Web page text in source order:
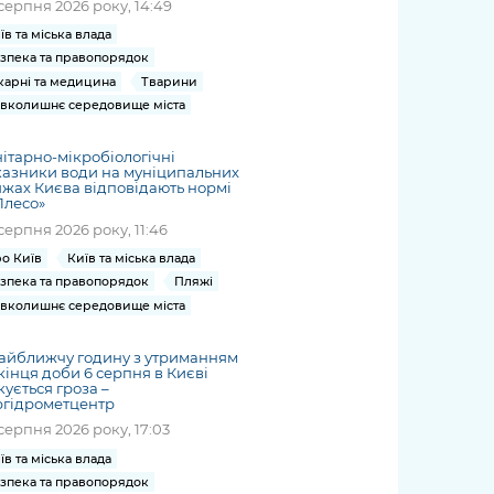
2026 року, 14:49
та міська влада
та правопорядок
та медицина
Тварини
середовище міста
мікробіологічні
води на муніципальних
Києва відповідають нормі
2026 року, 11:46
Київ
Київ та міська влада
та правопорядок
Пляжі
середовище міста
годину з утриманням
доби 6 серпня в Києві
гроза –
2026 року, 17:03
та міська влада
та правопорядок